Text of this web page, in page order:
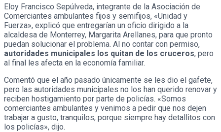
Eloy Francisco Sepúlveda, integrante de la Asociación de
Comerciantes ambulantes fijos y semifijos, «Unidad y
Fuerza», explicó que entregarían un oficio dirigido a la
alcaldesa de Monterrey, Margarita Arellanes, para que pronto
puedan solucionar el problema. Al no contar con permiso,
autoridades municipales los quitan de los cruceros, pero
al final les afecta en la economía familiar.
Comentó que el año pasado únicamente se les dio el gafete,
pero las autoridades municipales no los han querido renovar y
reciben hostigamiento por parte de policías. «Somos
comerciantes ambulantes y venimos a pedir que nos dejen
trabajar a gusto, tranquilos, porque siempre hay detallitos con
los policías», dijo.